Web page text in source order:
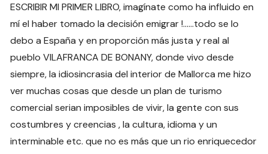
ESCRIBIR MI PRIMER LIBRO, imagínate como ha influido en
mí el haber tomado la decisión emigrar !……todo se lo
debo a España y en proporción más justa y real al
pueblo VILAFRANCA DE BONANY, donde vivo desde
siempre, la idiosincrasia del interior de Mallorca me hizo
ver muchas cosas que desde un plan de turismo
comercial serian imposibles de vivir, la gente con sus
costumbres y creencias , la cultura, idioma y un
interminable etc. que no es más que un rio enriquecedor